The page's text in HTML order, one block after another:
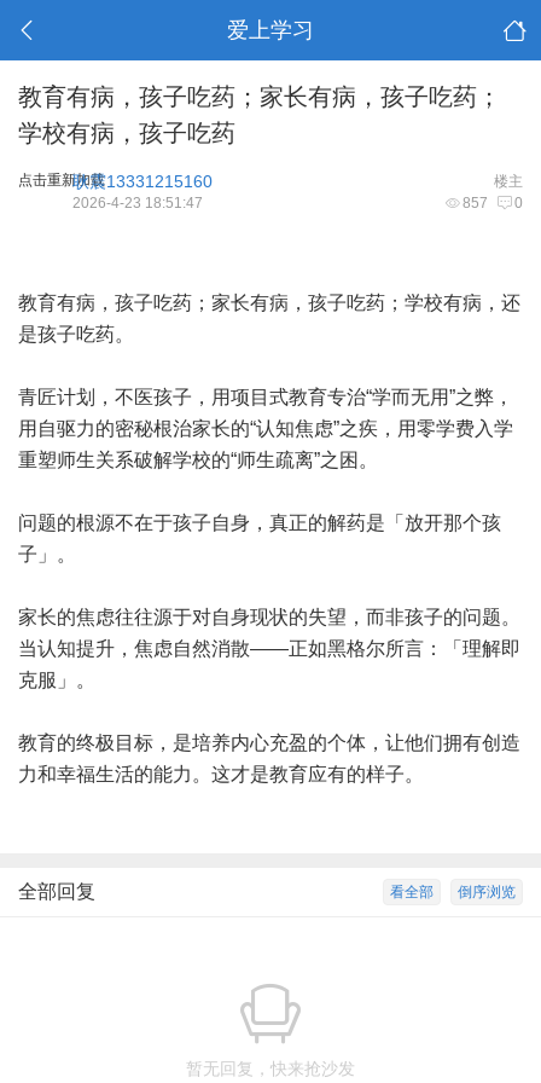
爱上学习
教育有病，孩子吃药；家长有病，孩子吃药；
学校有病，孩子吃药
点击重新加载 楼主
耿震13331215160
857 0
2026-4-23 18:51:47
教育有病，孩子吃药；家长有病，孩子吃药；学校有病，还
是孩子吃药。
青匠计划，不医孩子，用项目式教育专治“学而无用”之弊，
用自驱力的密秘根治家长的“认知焦虑”之疾，用零学费入学
重塑师生关系破解学校的“师生疏离”之困。
问题的根源不在于孩子自身，真正的解药是「放开那个孩
子」。
家长的焦虑往往源于对自身现状的失望，而非孩子的问题。
当认知提升，焦虑自然消散——正如黑格尔所言：「理解即
克服」。
教育的终极目标，是培养内心充盈的个体，让他们拥有创造
力和幸福生活的能力。这才是教育应有的样子。
倒序浏览
看全部
全部回复
暂无回复，快来抢沙发